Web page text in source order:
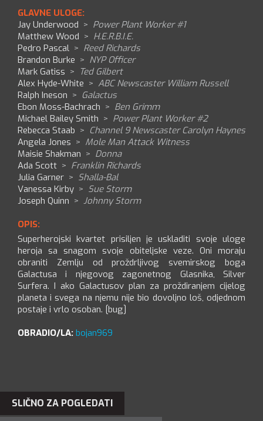
GLAVNE ULOGE:
Jay Underwood > Power Plant Worker #1
Matthew Wood > H.E.R.B.I.E.
Pedro Pascal > Reed Richards
Brandon Burke > NYP Officer
Mark Gatiss > Ted Gilbert
Alex Hyde-White > ABC Newscaster William Russell
Ralph Ineson > Galactus
Ebon Moss-Bachrach > Ben Grimm
Michael Bailey Smith > Power Plant Worker #2
Rebecca Staab > Channel 9 Newscaster Carolyn Haynes
Angela Jones > Mole Man Attack Witness
Maisie Shakman > Donna
Ada Scott > Franklin Richards
Julia Garner > Shalla-Bal
Vanessa Kirby > Sue Storm
Joseph Quinn > Johnny Storm
OPIS:
Superherojski kvartet prisiljen je uskladiti svoje uloge
heroja sa snagom svoje obiteljske veze. Oni moraju
obraniti Zemlju od proždrljivog svemirskog boga
Galactusa i njegovog zagonetnog Glasnika, Silver
Surfera. I ako Galactusov plan za proždiranjem cijelog
planeta i svega na njemu nije bio dovoljno loš, odjednom
postaje i vrlo osoban. [bug]
OBRADIO/LA: bojan969
SLIČNO ZA POGLEDATI